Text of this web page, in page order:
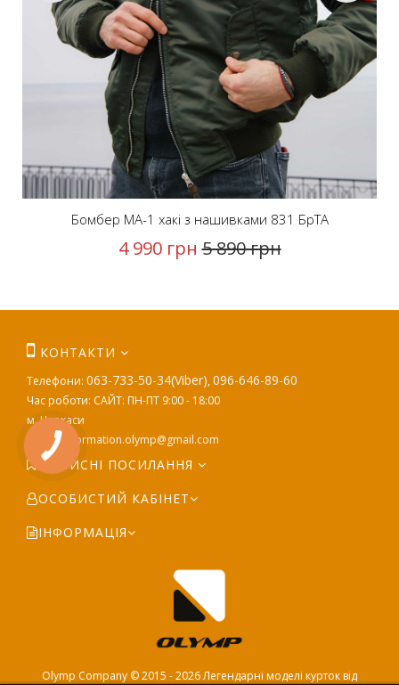
Бомбер MA-1 хакі з нашивками 831 БрТА
4 990 грн 5 890 грн
КОНТАКТИ
Телефони: 063-733-50-34(Viber),096-646-89-60
Час роботи: САЙТ: ПН-ПТ 9:00 - 18:00
м. Черкаси
E-mail: information.olymp@gmail.com
КОРИСНІ ПОСИЛАННЯ
ОСОБИСТИЙ КАБІНЕТ
ІНФОРМАЦІЯ
Olymp Company © 2015 - 2026 Легендарні моделі курток від